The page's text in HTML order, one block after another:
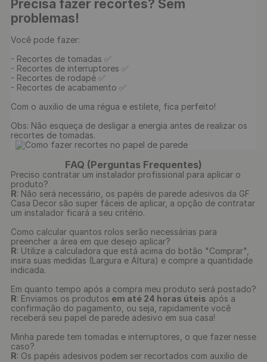
Precisa fazer recortes? Sem
problemas!
Você pode fazer:
- Recortes de tomadas ✅
- Recortes de interruptores ✅
- Recortes de rodapé ✅
- Recortes de acabamento ✅
Com o auxilio de uma régua e estilete, fica perfeito!
Obs: Não esqueça de desligar a energia antes de realizar os
recortes de tomadas.
FAQ (Perguntas Frequentes)
Preciso contratar um instalador profissional para aplicar o
produto?
R: Não será necessário, os papéis de parede adesivos da GF
Casa Decor são super fáceis de aplicar, a opção de contratar
um instalador ficará a seu critério.
Como calcular quantos rolos serão necessárias para
preencher a área em que desejo aplicar?
R: Utilize a calculadora que está acima do botão "Comprar",
insira suas medidas (Largura e Altura) e compre a quantidade
indicada.
Em quanto tempo após a compra meu produto será postado?
R: Enviamos os produtos em até 24 horas úteis após a
confirmação do pagamento, ou seja, rapidamente você
receberá seu papel de parede adesivo em sua casa!
Minha parede tem tomadas e interruptores, o que fazer nesse
caso?
R: Os papéis adesivos podem ser recortados com auxilio de